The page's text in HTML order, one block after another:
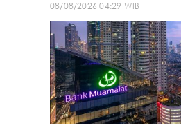
08/08/2026 04:29 WIB